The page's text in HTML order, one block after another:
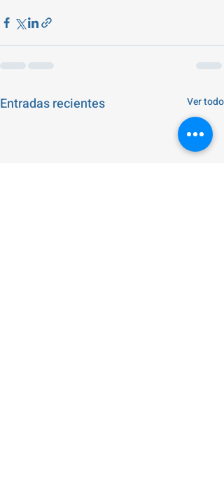
Entradas recientes Ver todo